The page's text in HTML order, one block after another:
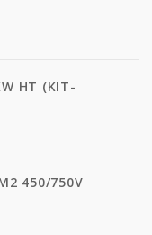
HT (KIT-
450/750V